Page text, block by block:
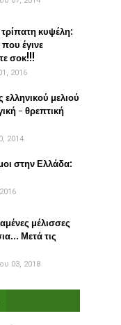
τρίπατη κυψέλη:
έγινε
σοκ!!!
2016
ελληνικού μελιού
- θρεπτική
2014
στην Ελλάδα:
μέλισσες
Μετά τις
03, 2018